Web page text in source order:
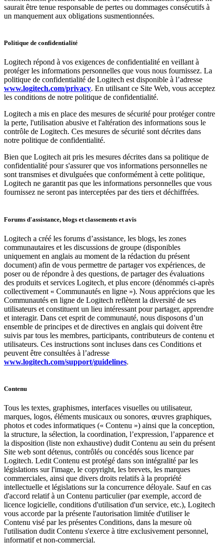
saurait être tenue responsable de pertes ou dommages consécutifs à
un manquement aux obligations susmentionnées.
Politique de confidentialité
Logitech répond à vos exigences de confidentialité en veillant à
protéger les informations personnelles que vous nous fournissez. La
politique de confidentialité de Logitech est disponible à l’adresse
www.logitech.com/privacy. En utilisant ce Site Web, vous acceptez
les conditions de notre politique de confidentialité.
Logitech a mis en place des mesures de sécurité pour protéger contre
la perte, l'utilisation abusive et l'altération des informations sous le
contrôle de Logitech. Ces mesures de sécurité sont décrites dans
notre politique de confidentialité.
Bien que Logitech ait pris les mesures décrites dans sa politique de
confidentialité pour s'assurer que vos informations personnelles ne
sont transmises et divulguées que conformément à cette politique,
Logitech ne garantit pas que les informations personnelles que vous
fournissez ne seront pas interceptées par des tiers et déchiffrées.
Forums d'assistance, blogs et classements et avis
Logitech a créé les forums d’assistance, les blogs, les zones
communautaires et les discussions de groupe (disponibles
uniquement en anglais au moment de la rédaction du présent
document) afin de vous permettre de partager vos expériences, de
poser ou de répondre à des questions, de partager des évaluations
des produits et services Logitech, et plus encore (dénommés ci-après
collectivement « Communautés en ligne »). Nous apprécions que les
Communautés en ligne de Logitech reflètent la diversité de ses
utilisateurs et constituent un lieu intéressant pour partager, apprendre
et interagir. Dans cet esprit de communauté, nous disposons d’un
ensemble de principes et de directives en anglais qui doivent être
suivis par tous les membres, participants, contributeurs de contenu et
utilisateurs. Ces instructions sont incluses dans ces Conditions et
peuvent être consultées à l’adresse
www.logitech.com/support/guidelines.
Contenu
Tous les textes, graphismes, interfaces visuelles ou utilisateur,
marques, logos, éléments musicaux ou sonores, œuvres graphiques,
photos et codes informatiques (« Contenu ») ainsi que la conception,
la structure, la sélection, la coordination, l’expression, l’apparence et
la disposition (liste non exhaustive) dudit Contenu au sein du présent
Site web sont détenus, contrôlés ou concédés sous licence par
Logitech. Ledit Contenu est protégé dans son intégralité par les
législations sur l'image, le copyright, les brevets, les marques
commerciales, ainsi que divers droits relatifs à la propriété
intellectuelle et législations sur la concurrence déloyale. Sauf en cas
d'accord relatif à un Contenu particulier (par exemple, accord de
licence logicielle, conditions d'utilisation d'un service, etc.), Logitech
vous accorde par la présente l'autorisation limitée d'utiliser le
Contenu visé par les présentes Conditions, dans la mesure où
l'utilisation dudit Contenu s'exerce à titre exclusivement personnel,
informatif et non-commercial.